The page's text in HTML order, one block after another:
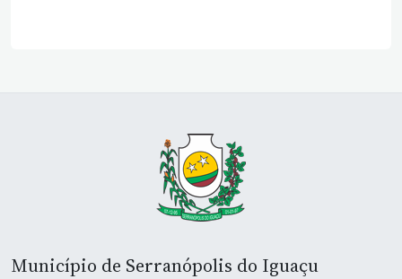
Município de Serranópolis do Iguaçu